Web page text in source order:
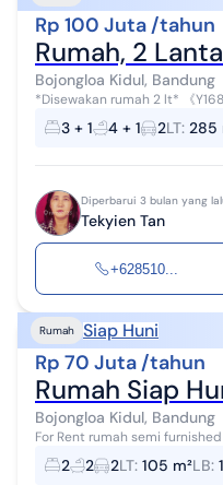
Rp 100 Juta /tahun
Rumah, 2
Bojongloa Kidul, Bandung
*Disewakan rumah 2 lt* 《Y168》 Istana
m² KT : 3 + 1 KM : 4 + 1 Air :
m... 3 + 1 4 + 1 2LT: 285
Diperbarui 3 bulan yang
Tekyien Tan
+628510...
Rumah Siap Huni
Rp 70 Juta /tahun
Rumah Siap
Bojongloa Kidul, Bandung
For Rent rumah semi furnished di Singgasana
lantai Di atas ada kamar untuk art Hadap selatan Carport 2 mobil
LM 7 -Rak...
2 2 2LT: 105 m²LB: